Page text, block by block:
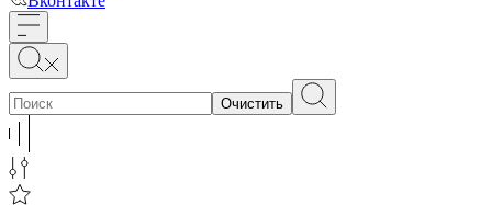
Очистить